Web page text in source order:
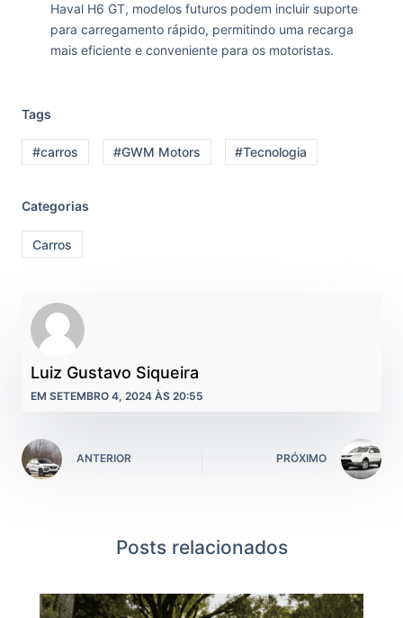
Haval H6 GT, modelos futuros podem incluir suporte
para carregamento rápido, permitindo uma recarga
mais eficiente e conveniente para os motoristas.
Tags
#carros #GWM Motors #Tecnologia
Categorias
Carros
Luiz Gustavo Siqueira
EM SETEMBRO 4, 2024 ÀS 20:55
ANTERIOR PRÓXIMO
Posts relacionados